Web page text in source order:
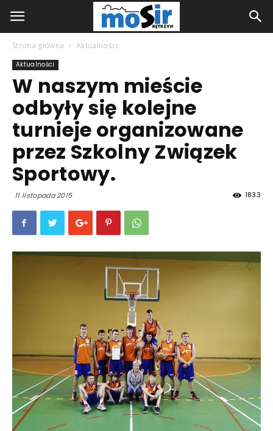
Strona główna Aktualności
Aktualności
W naszym mieście
odbyły się kolejne
turnieje organizowane
przez Szkolny Związek
Sportowy.
11 listopada 2015 1833